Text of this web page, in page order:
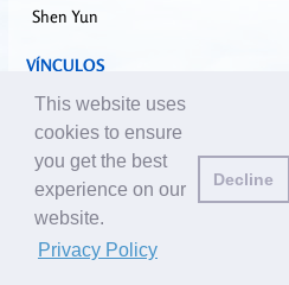
Shen Yun
VÍNCULOS
falundafa.org
faluninfo.net
minghui.org
pureinsight.org
Correo de editores:
This website uses
cookies to ensure
you get the best
experience on our
website.
Privacy Policy
Decline